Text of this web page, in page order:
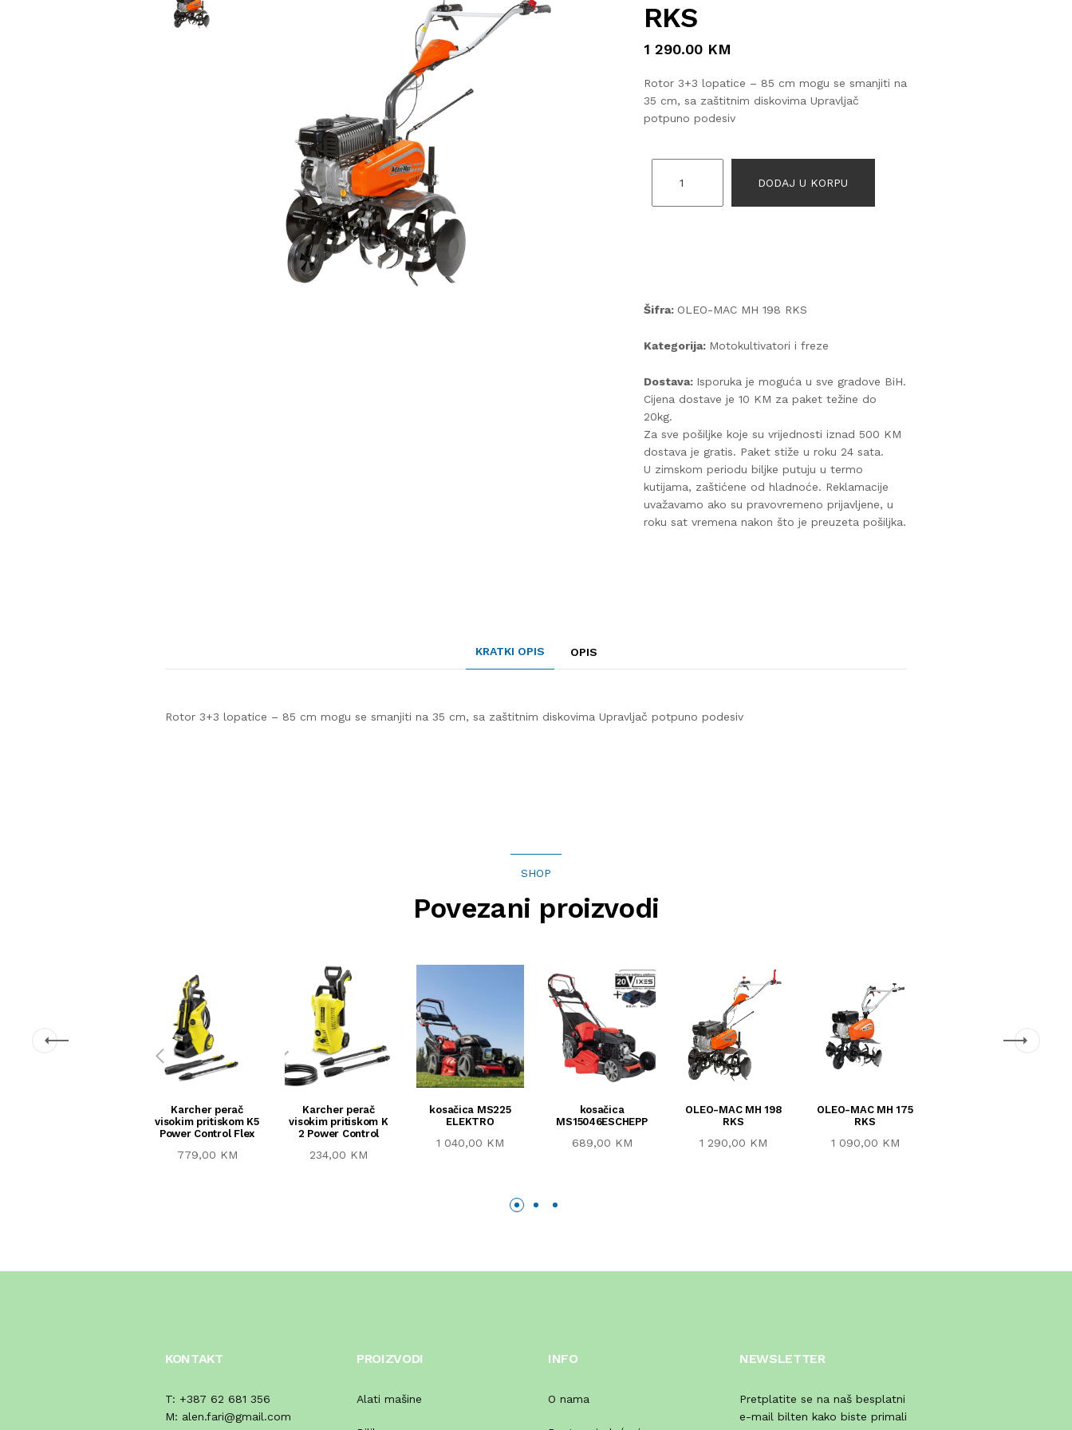
RKS
1 290.00 KM
Rotor 3+3 lopatice – 85 cm mogu se smanjiti na
35 cm, sa zaštitnim diskovima Upravljač
potpuno podesiv
DODAJ U KORPU
Šifra: OLEO-MAC MH 198 RKS
Kategorija: Motokultivatori i freze
Dostava: Isporuka je moguća u sve gradove BiH.
Cijena dostave je 10 KM za paket težine do
20kg.
Za sve pošiljke koje su vrijednosti iznad 500 KM
dostava je gratis. Paket stiže u roku 24 sata.
U zimskom periodu biljke putuju u termo
kutijama, zaštićene od hladnoće. Reklamacije
uvažavamo ako su pravovremeno prijavljene, u
roku sat vremena nakon što je preuzeta pošiljka.
KRATKI OPIS OPIS
Rotor 3+3 lopatice – 85 cm mogu se smanjiti na 35 cm, sa zaštitnim diskovima Upravljač potpuno podesiv
SHOP
Povezani proizvodi
Karcher perač
visokim pritiskom K5
Power Control Flex
779,00 KM
Karcher perač
visokim pritiskom K
2 Power Control
234,00 KM
kosačica MS225
ELEKTRO
1 040,00 KM
kosačica
MS15046ESCHEPP
689,00 KM
OLEO-MAC MH 198
RKS
1 290,00 KM
OLEO-MAC MH 175
RKS
1 090,00 KM
KONTAKT
T: +387 62 681 356
M: alen.fari@gmail.com
PROIZVODI
Alati mašine
INFO
O nama
NEWSLETTER
Pretplatite se na naš besplatni
e-mail bilten kako biste primali